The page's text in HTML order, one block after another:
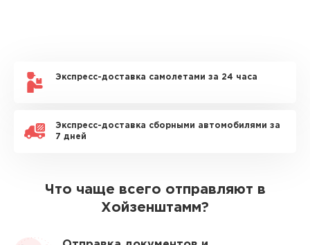
Экспресс-доставка самолетами за 24 часа
Экспресс-доставка сборными автомобилями за
7 дней
Что чаще всего отправляют в
Хойзенштамм?